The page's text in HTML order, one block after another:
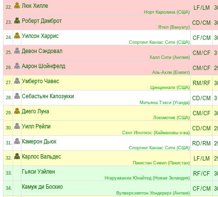
22. Люк Хилле
Норт Каролина (США)
LF/LM
23. Роберт Дамброт
Ятел (Вануату)
CD/CM
24. Уилсон Харрис
Спортинг Канзас Сити (США)
CF/CM
25. Девон Сэндовал
Халл Сити (Англия)
CM/CF
26. Аарон Шойнфелд
Аль-Ахли (Египет)
CM/CF
27. Умберто Чавес
Цинциннати (США)
RM/RF
28. Себастьян Капозукки
Митьяна Тэкси (Уганда)
CD/CM
29. Диего Луна
Локомотив (США)
CM/CF
30. Уилл Рейли
Сент Игнэтиэс (Каймановы о-ва)
CD/CM
31. Кэмерон Дьюк
Спортинг Канзас Сити (США)
RD/RM
32. Карлос Вальдес
Пакистан Сивил (Пакистан)
LF/LM
33. Гьяси Уэйлен
Нгаруавахиа Юнайтед (Новая Зеландия)
RF/CF
34. Камуж ди Боскио
Вулверхэмптон Уондерерз (Англия)
CF/CM